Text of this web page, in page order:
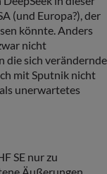
(und Europa?), der
könnte. Anders
nicht
die sich verändernde
mit Sputnik nicht
unerwartetes
SE nur zu